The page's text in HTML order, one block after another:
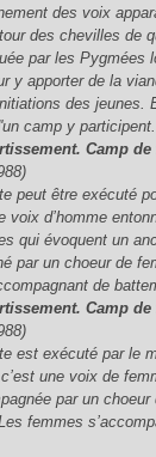
des voix
des chevilles de
par les Pygmées
y apporter de la
des jeunes.
camp y participent.
Camp
peut être exécuté
voix d’homme
qui évoquent un
par un choeur de
de
Camp
est exécuté par le
une voix de
par un choeur
femmes